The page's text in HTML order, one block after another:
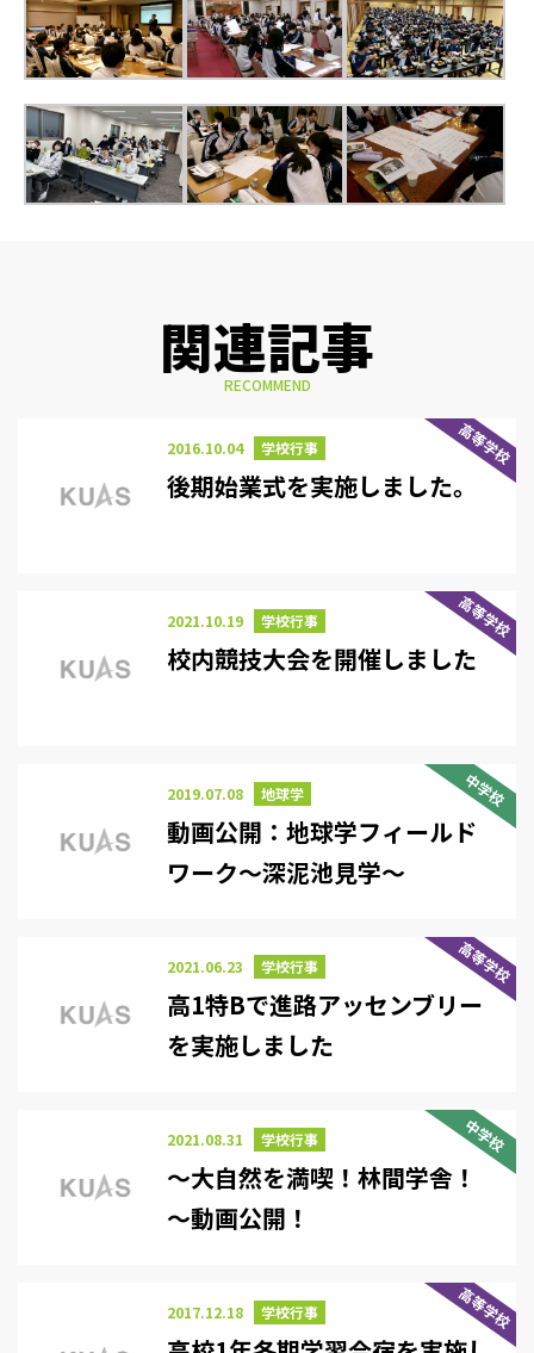
関連記事
RECOMMEND
高等学校
2016.10.04 学校行事
後期始業式を実施しました。
高等学校
2021.10.19 学校行事
校内競技大会を開催しました
中学校
2019.07.08 地球学
動画公開：地球学フィールド
ワーク～深泥池見学～
高等学校
2021.06.23 学校行事
高1特Bで進路アッセンブリー
を実施しました
中学校
2021.08.31 学校行事
～大自然を満喫！林間学舎！
～動画公開！
高等学校
2017.12.18 学校行事